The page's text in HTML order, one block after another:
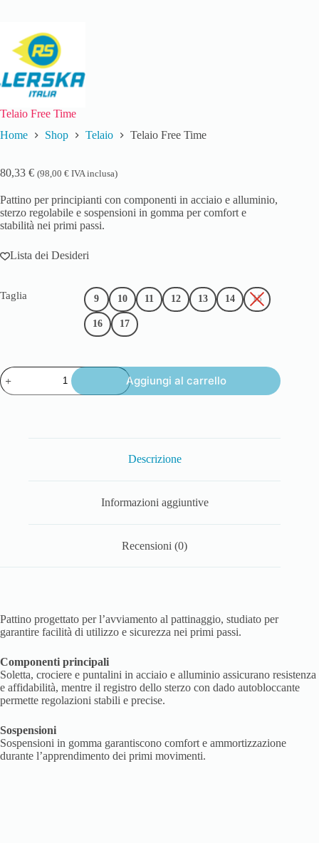
Telaio Free Time
Home
Shop Telaio Telaio Free Time
80,33 € (98,00 € IVA inclusa)
Pattino per principianti con componenti in acciaio e alluminio,
sterzo regolabile e sospensioni in gomma per comfort e
stabilità nei primi passi.
Lista dei Desideri
Taglia 9 10 11 12 13 14 15
16 17
Aggiungi al carrello
Descrizione
Informazioni aggiuntive
Recensioni (0)
Pattino progettato per l’avviamento al pattinaggio, studiato per
garantire facilità di utilizzo e sicurezza nei primi passi.
Componenti principali
Soletta, crociere e puntalini in acciaio e alluminio assicurano resistenza
e affidabilità, mentre il registro dello sterzo con dado autobloccante
permette regolazioni stabili e precise.
Sospensioni
Sospensioni in gomma garantiscono comfort e ammortizzazione
durante l’apprendimento dei primi movimenti.